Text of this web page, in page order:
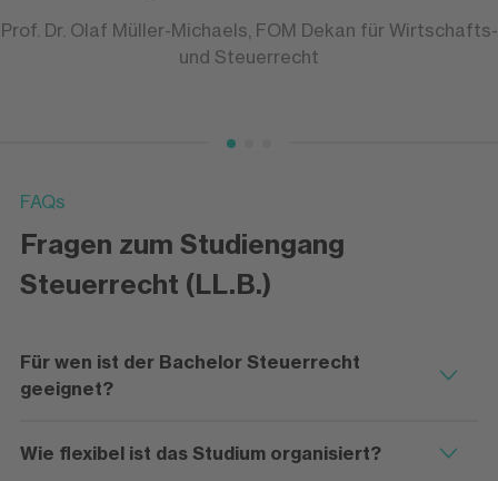
Prof. Dr. Olaf Müller-Michaels, FOM Dekan für Wirtschafts-
und Steuerrecht
FAQs
Fragen zum Studiengang
Steuerrecht (LL.B.)
Für wen ist der Bachelor Steuerrecht
geeignet?
Wie flexibel ist das Studium organisiert?